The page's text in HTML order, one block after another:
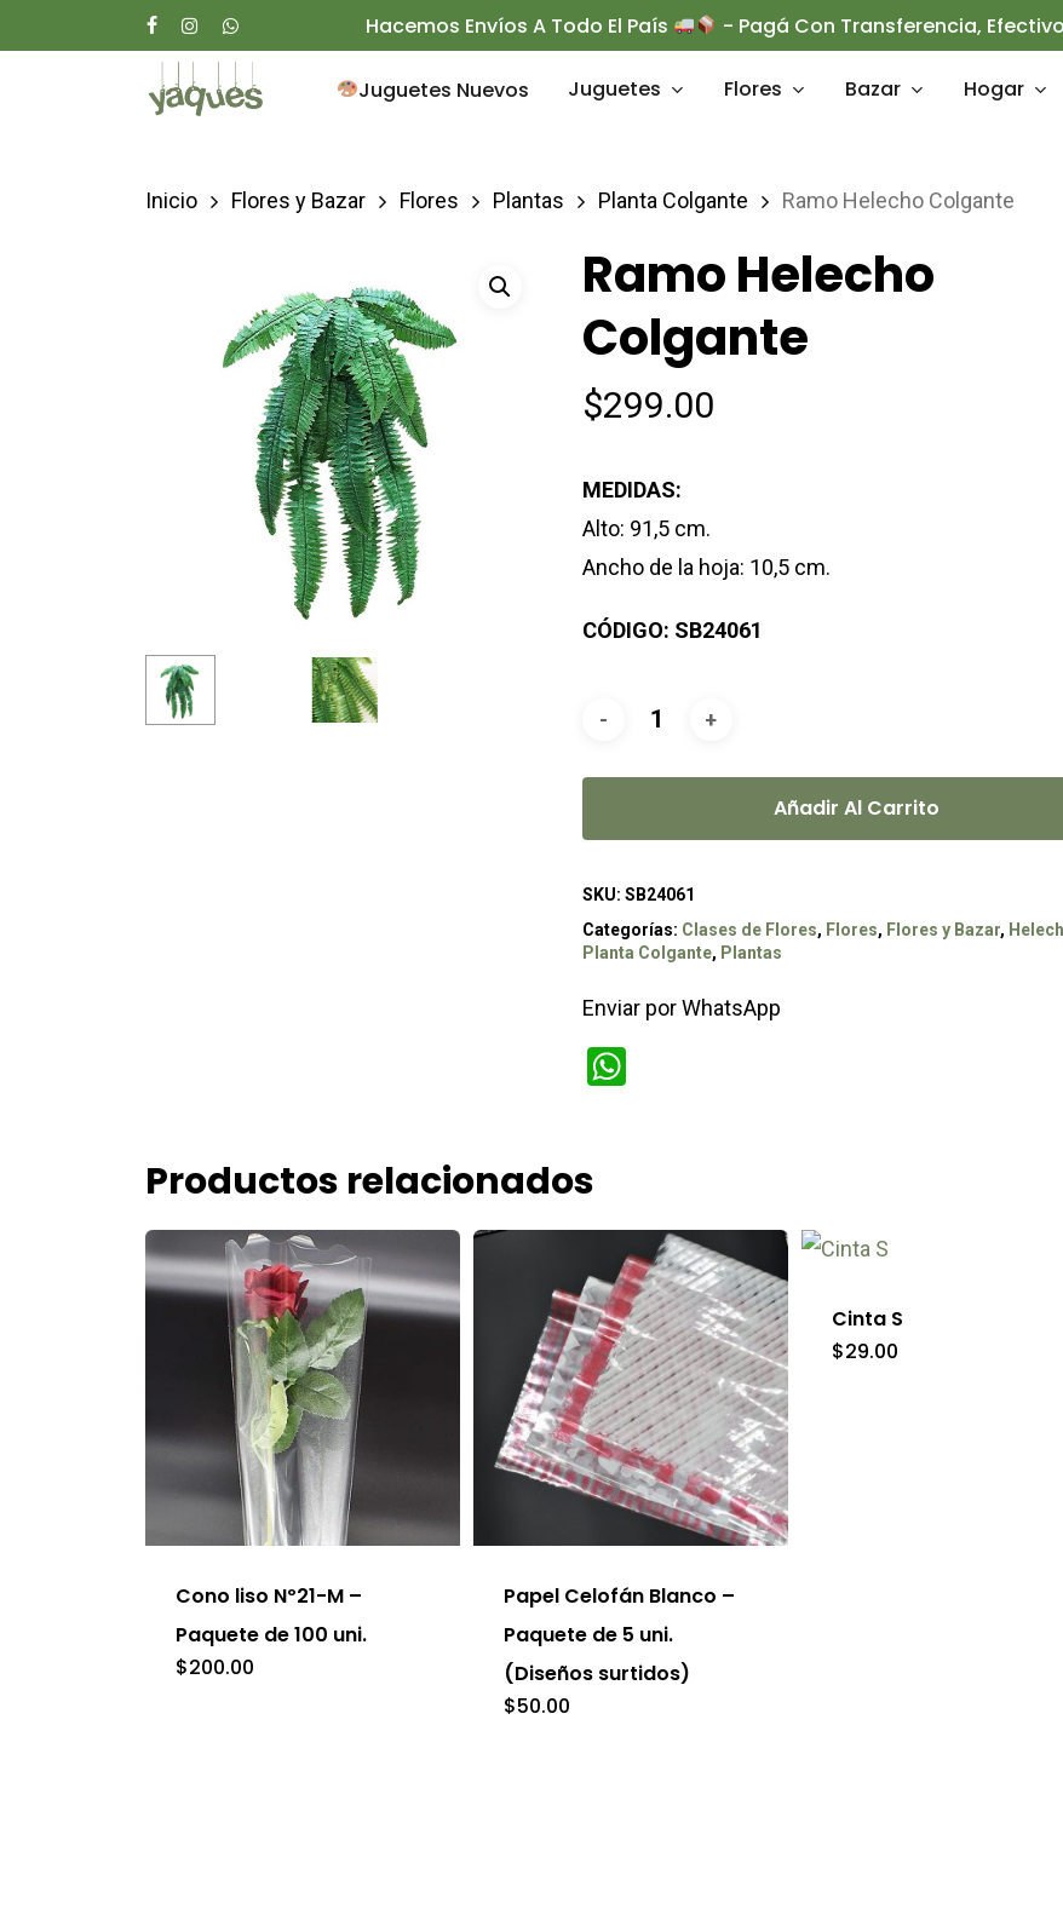
to
Hacemos Envíos A Todo El País - Pagá Con Transferencia,
Presione enter para buscar o ESC para cerrar
Juguetes Nuevos Juguetes Flores Bazar Hogar
Inicio Flores y Bazar Flores Plantas Planta Colgante Ramo Helecho Colgante
Ramo Helecho
Colgante
$299.00
MEDIDAS:
Alto: 91,5 cm.
Ancho de la hoja: 10,5 cm.
CÓDIGO: SB24061
Añadir Al Carrito
SKU: SB24061
Categorías: Clases de Flores, Flores, Flores y Bazar,
Planta Colgante, Plantas
Enviar por WhatsApp
WhatsApp
Productos relacionados
Cono liso Nº21-M –
Paquete de 100 uni.
$200.00
Papel Celofán Blanco –
Paquete de 5 uni.
(Diseños surtidos)
$50.00
Este
producto
tiene
múltiples
Cinta S
$29.00